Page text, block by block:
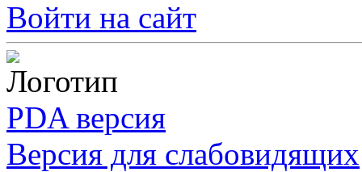
Войти на сайт
PDA версия
Версия для слабовидящих